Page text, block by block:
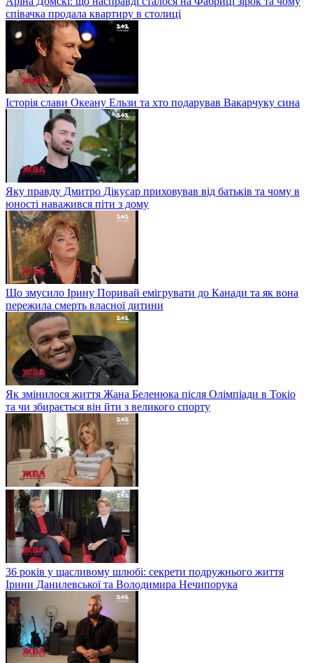
співачка продала квартиру в столиці
Історія слави Океану Ельзи та хто подарував Вакарчуку сина
Яку правду Дмитро Дікусар приховував від батьків та чому в
юності наважився піти з дому
Що змусило Ірину Поривай емігрувати до Канади та як вона
пережила смерть власної дитини
Як змінилося життя Жана Беленюка після Олімпіади в Токіо
та чи збирається він йти з великого спорту
36 років у щасливому шлюбі: секрети подружнього життя
Ірини Данилевської та Володимира Нечипорука